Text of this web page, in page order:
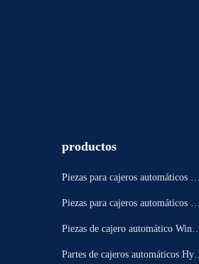
productos
Piezas para cajeros automáticos Di
Piezas para cajeros automáticos NC
Piezas de cajero automático
Partes de cajeros automáticos